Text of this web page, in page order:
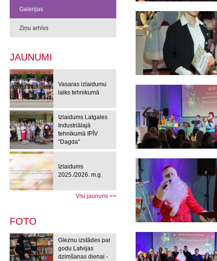
Galerijas
Ziņu arhīvs
JAUNUMI
Vasaras izlaidumu
laiks tehnikumā
Izlaidums Latgales
Industriālajā
tehnikumā IPĪV
"Dagda"
Izlaidums
2025./2026. m.g.
Visi jaunumi >>
FOTO
Gleznu izstādes par
godu Latvijas
dzimšanas dienai -